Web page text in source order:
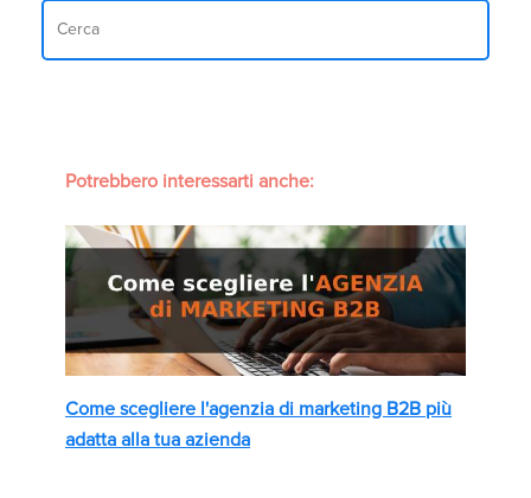
Potrebbero interessarti anche:
Come scegliere l'agenzia di marketing B2B più
adatta alla tua azienda